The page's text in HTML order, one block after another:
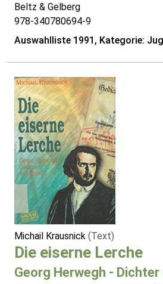
Beltz & Gelberg
978-340780694-9
Auswahlliste 1991, Kategorie:
Michail Krausnick (Text)
Die eiserne Lerche
Georg Herwegh - Dichter